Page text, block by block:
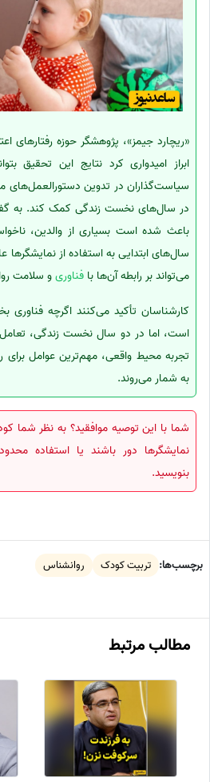
«ریچارد جیمز»، پژوهشگر حوزه رفتارهای
ابراز امیدواری کرد نتایج این تحقیق
سیاست‌گذاران در تدوین دستورالعمل‌های
در سال‌های نخست زندگی کمک کند. به
باعث شده است بسیاری از والدین،
سال‌های ابتدایی به استفاده از نمایشگرها
می‌تواند بر رابطه آن‌ها با فناوریو سلامت
کارشناسان تأکید می‌کنند اگرچه فناوری
است، اما در دو سال نخست زندگی،
تجربه محیط واقعی، مهم‌ترین عوامل
به شمار می‌روند.
شما با این توصیه موافقید؟ به نظر شما
نمایشگرها دور باشند یا استفاده
بنویسید.
برچسب‌ها: تربیت کودک
روانشناس
مطالب مرتبط